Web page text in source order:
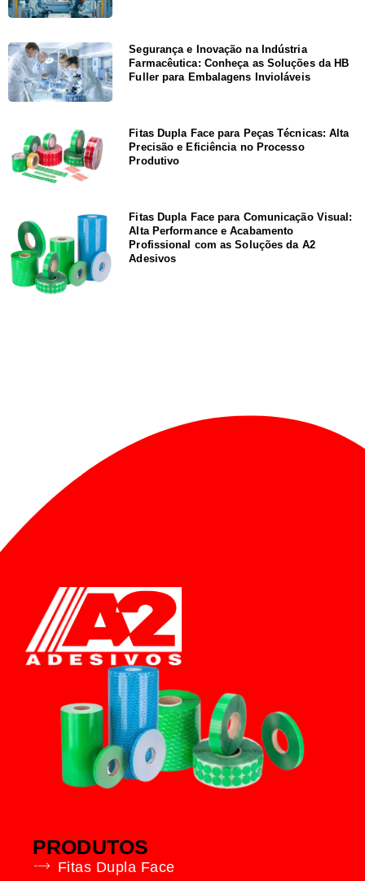
Segurança e Inovação na Indústria
Farmacêutica: Conheça as Soluções da HB
Fuller para Embalagens Invioláveis
Fitas Dupla Face para Peças Técnicas: Alta
Precisão e Eficiência no Processo
Produtivo
Fitas Dupla Face para Comunicação Visual:
Alta Performance e Acabamento
Profissional com as Soluções da A2
Adesivos
PRODUTOS
Fitas Dupla Face